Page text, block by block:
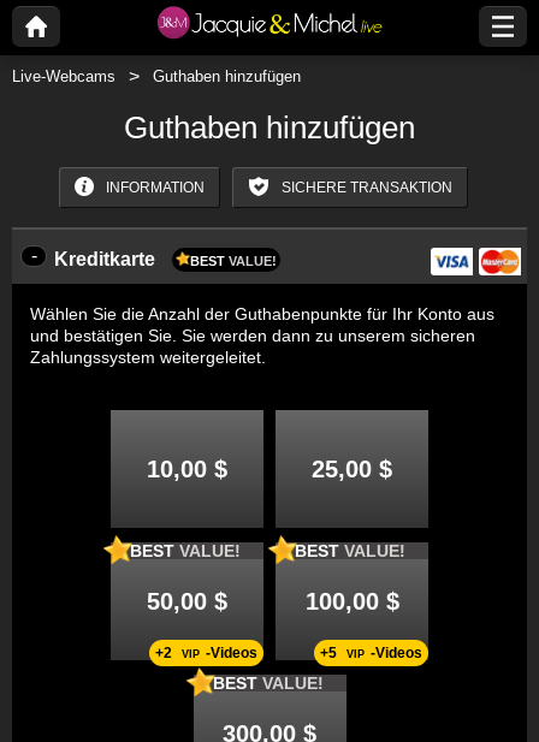
Live-Webcams Guthaben hinzufügen
Guthaben hinzufügen
INFORMATION SICHERE TRANSAKTION
- Kreditkarte BEST VALUE!
Wählen Sie die Anzahl der Guthabenpunkte für Ihr Konto aus
und bestätigen Sie. Sie werden dann zu unserem sicheren
Zahlungssystem weitergeleitet.
10,00 $ 25,00 $
BEST VALUE!
50,00 $
+2 VIP -Videos
BEST VALUE!
100,00 $
+5 VIP -Videos
BEST VALUE!
300,00 $